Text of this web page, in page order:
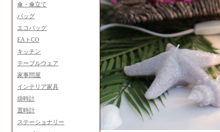
傘・傘立て
バッグ
エコバッグ
EAトCO
キッチン
テーブルウェア
家事問屋
インテリア家具
掛時計
置時計
ステーショナリー